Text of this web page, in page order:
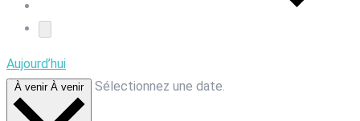
Aujourd’hui
À venir À venir Sélectionnez une date.